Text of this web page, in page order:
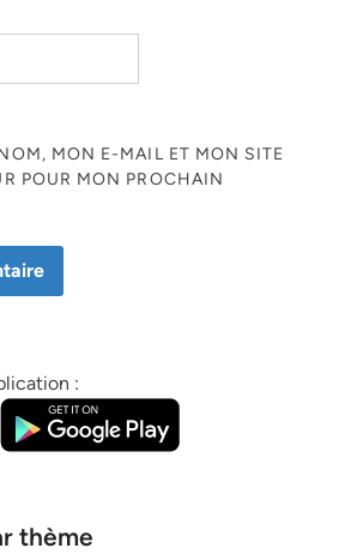
MON E-MAIL ET MON SITE
POUR MON PROCHAIN
:
thème